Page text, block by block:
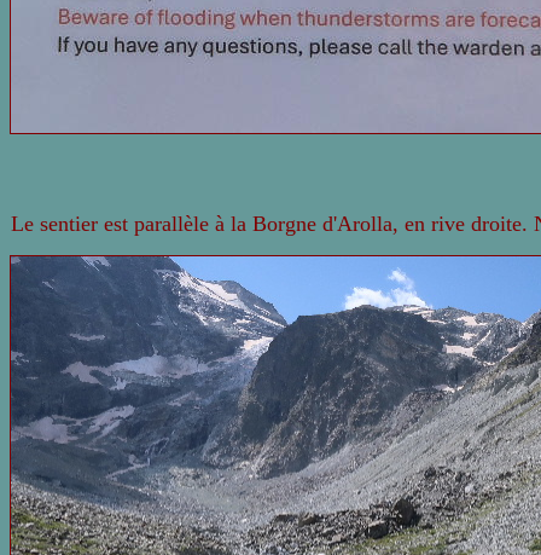
Le sentier est parallèle à la Borgne d'Arolla, en rive droite.